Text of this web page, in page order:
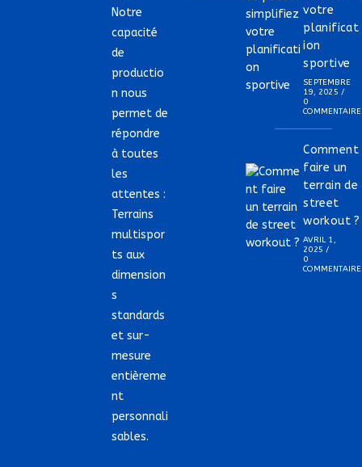
Notre
capacité
de
productio
n nous
permet de
répondre
à toutes
les
attentes :
Terrains
multispor
ts aux
dimension
s
standards
et sur-
mesure
entièreme
nt
personnali
sables.
votre
planificat
ion
sportive
SEPTEMBRE
19, 2025 /
0
COMMENTAIRE
Comment
faire un
terrain de
street
workout ?
AVRIL 1,
2025 /
0
COMMENTAIRE